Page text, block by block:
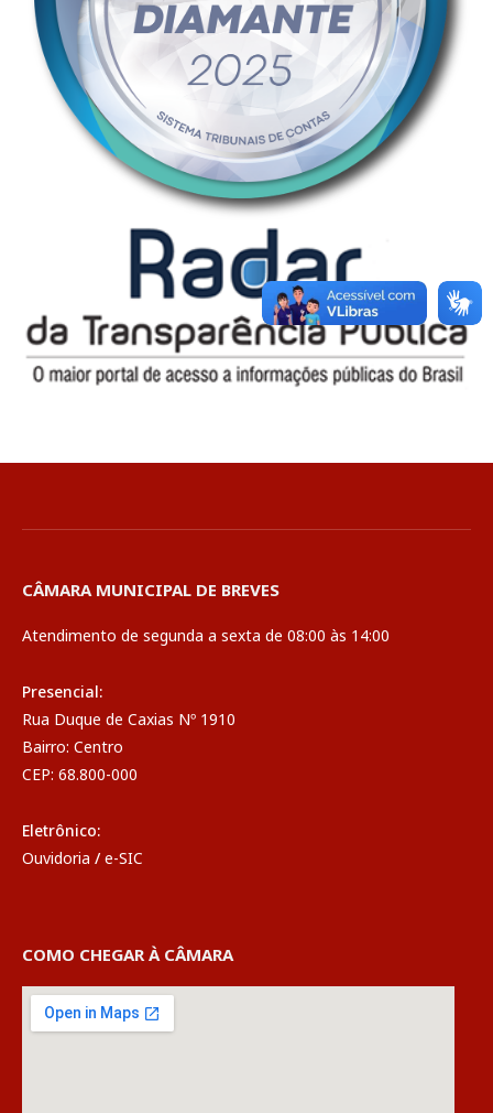
CÂMARA MUNICIPAL DE BREVES
Atendimento de segunda a sexta de 08:00 às 14:00
Presencial:
Rua Duque de Caxias Nº 1910
Bairro: Centro
CEP: 68.800-000
Eletrônico:
Ouvidoria / e-SIC
COMO CHEGAR À CÂMARA